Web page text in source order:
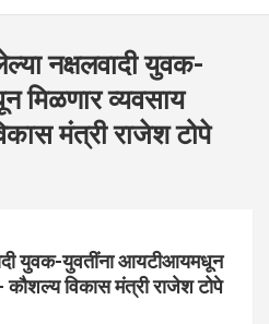
नक्षलवादी युवक-
मिळणार व्यवसाय
मंत्री राजेश टोपे
युवक-युवतींना आयटीआयमधून
कौशल्य विकास मंत्री राजेश टोपे